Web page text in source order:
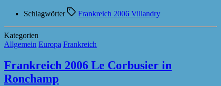
Schlagwörter Frankreich 2006 Villandry
Kategorien
Allgemein Europa Frankreich
Frankreich 2006 Le Corbusier in
Ronchamp